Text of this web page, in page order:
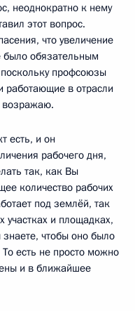
неоднократно к нему
этот вопрос.
что увеличение
было обязательным
профсоюзы
работающие в отрасли
возражаю.
есть, и он
рабочего дня,
так, как Вы
количество рабочих
под землёй, так
участках и площадках,
чтобы оно было
есть не просто можно
и в ближайшее